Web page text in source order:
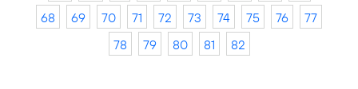
68
69 70 71 72 73 74 75 76
77
78
79 80 81 82